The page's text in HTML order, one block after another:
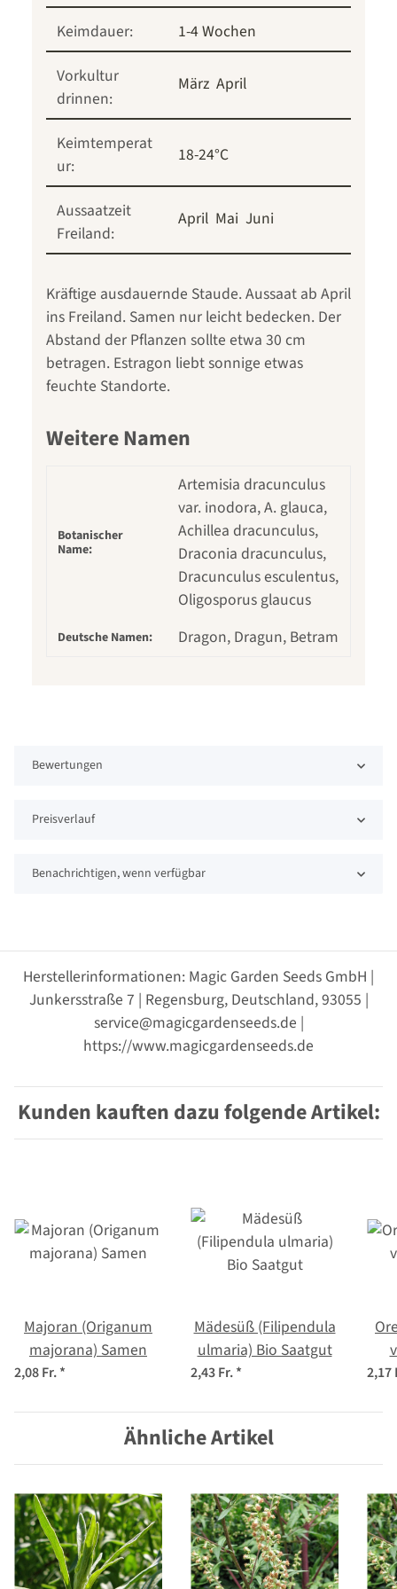
Keimdauer:
1-4 Wochen
Vorkultur
drinnen:
März April
Keimtemperat
ur:
18-24°C
Aussaatzeit
Freiland:
April Mai Juni
Kräftige ausdauernde Staude. Aussaat ab April
ins Freiland. Samen nur leicht bedecken. Der
Abstand der Pflanzen sollte etwa 30 cm
betragen. Estragon liebt sonnige etwas
feuchte Standorte.
Weitere Namen
Botanischer
Name:
Artemisia dracunculus
var. inodora, A. glauca,
Achillea dracunculus,
Draconia dracunculus,
Dracunculus esculentus,
Oligosporus glaucus
Deutsche Namen: Dragon, Dragun, Betram
Bewertungen
Preisverlauf
Benachrichtigen, wenn verfügbar
Herstellerinformationen: Magic Garden Seeds GmbH |
Junkersstraße 7 | Regensburg, Deutschland, 93055 |
service@magicgardenseeds.de |
https://www.magicgardenseeds.de
Kunden kauften dazu folgende Artikel:
Majoran (Origanum
majorana) Samen
2,08 Fr.*
Mädesüß (Filipendula
ulmaria) Bio Saatgut
2,43 Fr.* 2,17
Ähnliche Artikel